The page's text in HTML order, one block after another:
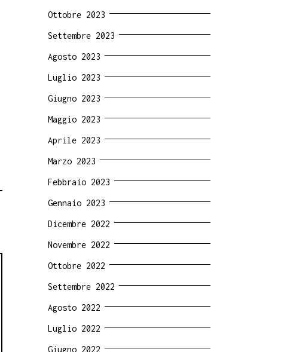
Ottobre 2023
Settembre 2023
Agosto 2023
Luglio 2023
Giugno 2023
Maggio 2023
Aprile 2023
Marzo 2023
Febbraio 2023
Gennaio 2023
Dicembre 2022
Novembre 2022
Ottobre 2022
Settembre 2022
Agosto 2022
Luglio 2022
Giugno 2022